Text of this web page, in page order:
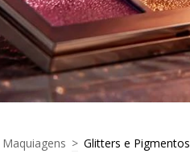
Maquiagens > Glitters e Pigmentos